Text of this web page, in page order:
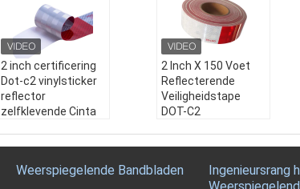
2 inch certificering
Dot-c2 vinylsticker
reflector
zelfklevende Cinta
Naam:2 inch certifi
2 Inch X 150 Voet
Reflecterende
Veiligheidstape
DOT-C2
Conspicuity Tape
Weerspiegelende Bandbladen
Ingenieursrang